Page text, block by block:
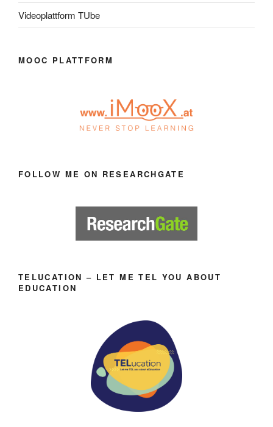
Videoplattform TUbe
MOOC PLATTFORM
FOLLOW ME ON RESEARCHGATE
TELUCATION – LET ME TEL YOU ABOUT
EDUCATION